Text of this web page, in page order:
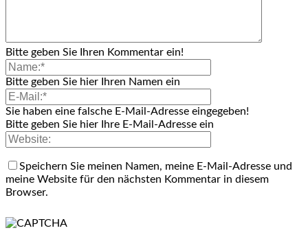
Bitte geben Sie Ihren Kommentar ein!
Bitte geben Sie hier Ihren Namen ein
Sie haben eine falsche E-Mail-Adresse eingegeben!
Bitte geben Sie hier Ihre E-Mail-Adresse ein
Speichern Sie meinen Namen, meine E-Mail-Adresse und
meine Website für den nächsten Kommentar in diesem
Browser.